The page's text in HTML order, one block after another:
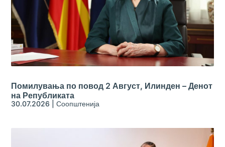
Помилувања по повод 2 Август, Илинден – Денот
на Републиката
30.07.2026 |Соопштенија